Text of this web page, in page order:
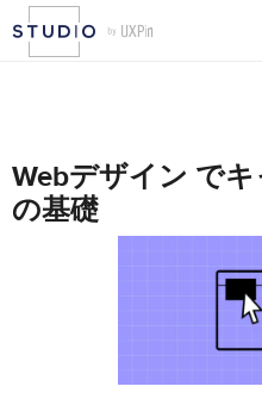
Webデザイン で
の基礎